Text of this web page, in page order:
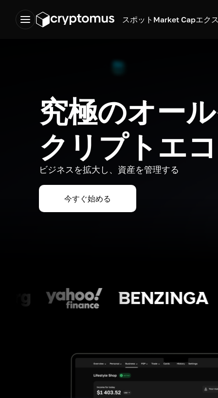
スポット Market Capエク
究極のオー
クリプトエ
ビジネスを拡大し、資産を管理する
今すぐ始める